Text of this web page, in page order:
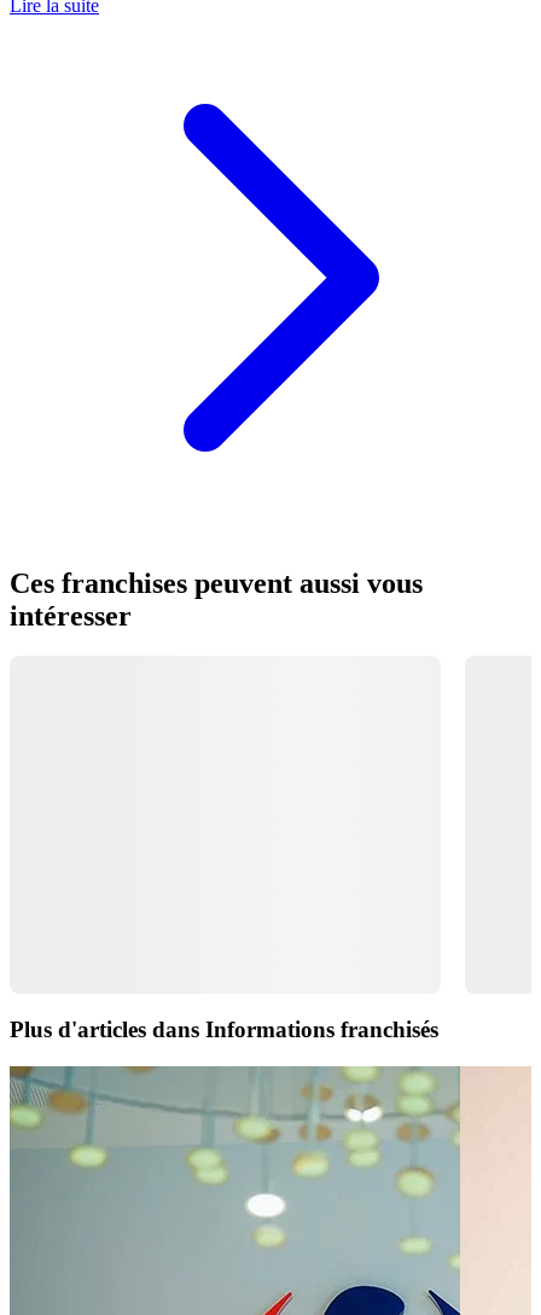
Lire la suite
Ces franchises peuvent aussi vous
intéresser
Plus d'articles dans Informations franchisés